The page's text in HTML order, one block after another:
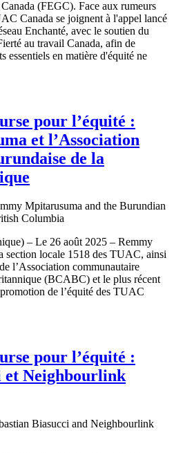
(FEGC). Face aux rumeurs
Canada se joignent à l'appel lancé
Enchanté, avec le soutien du
au travail Canada, afin de
essentiels en matière d'équité ne
pour l’équité :
et l’Association
de la
– Le 26 août 2025 – Remmy
section locale 1518 des TUAC, ainsi
l’Association communautaire
(BCABC) et le plus récent
de l’équité des TUAC
pour l’équité :
et Neighbourlink